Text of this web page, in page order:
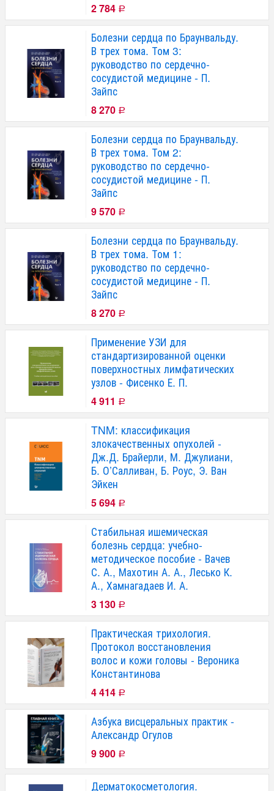
2 784 Р
Болезни сердца по Браунвальду.
В трех тома. Том 3:
руководство по сердечно-
сосудистой медицине - П.
Зайпс
8 270 Р
Болезни сердца по Браунвальду.
В трех тома. Том 2:
руководство по сердечно-
сосудистой медицине - П.
Зайпс
9 570 Р
Болезни сердца по Браунвальду.
В трех тома. Том 1:
руководство по сердечно-
сосудистой медицине - П.
Зайпс
8 270 Р
Применение УЗИ для
стандартизированной оценки
поверхностных лимфатических
узлов - Фисенко Е. П.
4 911 Р
TNM: классификация
злокачественных опухолей -
Дж.Д. Брайерли, М. Джулиани,
Б. О’Салливан, Б. Роус, Э. Ван
Эйкен
5 694 Р
Стабильная ишемическая
болезнь сердца: учебно-
методическое пособие - Вачев
С. А., Махотин А. А., Лесько К.
А., Хамнагадаев И. А.
3 130 Р
Практическая трихология.
Протокол восстановления
волос и кожи головы - Вероника
Константинова
4 414 Р
Азбука висцеральных практик -
Александр Огулов
9 900 Р
Дерматокосметология.